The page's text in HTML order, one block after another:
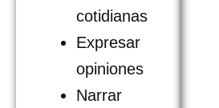
cotidianas
Expresar
opiniones
Narrar